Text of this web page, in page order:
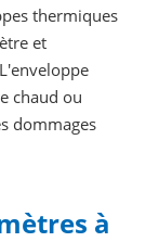
thermiques
et
chaud ou
dommages
à